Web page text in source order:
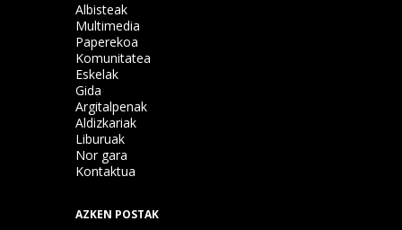
Albisteak
Multimedia
Paperekoa
Komunitatea
Eskelak
Gida
Argitalpenak
Aldizkariak
Liburuak
Nor gara
Kontaktua
AZKEN POSTAK